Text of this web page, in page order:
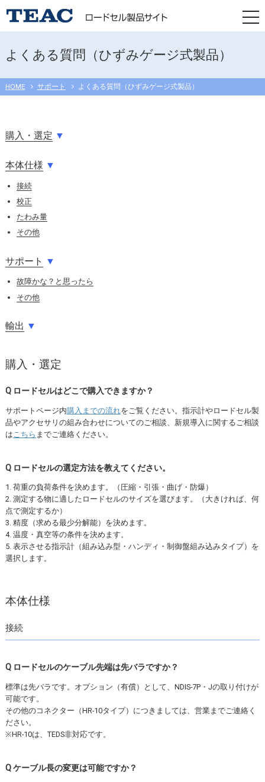
よくある質問（ひずみゲージ式製品）
HOME サポート よくある質問（ひずみゲージ式製品）
購入・選定 ▼
本体仕様 ▼
接続
校正
たわみ量
その他
サポート ▼
故障かな？と思ったら
その他
輸出 ▼
購入・選定
Q ロードセルはどこで購入できますか？
サポートページ内購入までの流れをご覧ください。指示計やロードセル製
品やアクセサリの組み合わせについてのご相談、新規導入に関するご相談
は こちら までご連絡ください。
Q ロードセルの選定方法を教えてください。
1. 荷重の負荷条件を決めます。（圧縮・引張・曲げ・防爆）
2. 測定する物に適したロードセルのサイズを選びます。（大きければ、何
点で測定するか）
3. 精度（求める最少分解能）を決めます。
4. 温度・真空等の条件を決めます。
5. 表示させる指示計（組み込み型・ハンディ・制御盤組み込みタイプ）を
選択します。
本体仕様
接続
Q ロードセルのケーブル先端は先バラですか？
標準は先バラです。オプション（有償）として、NDIS-7P・Jの取り付けが
可能です。
その他のコネクター（HR-10タイプ）につきましては、営業までご連絡く
ださい。
※HR-10は、TEDS非対応です。
Q ケーブル長の変更は可能ですか？